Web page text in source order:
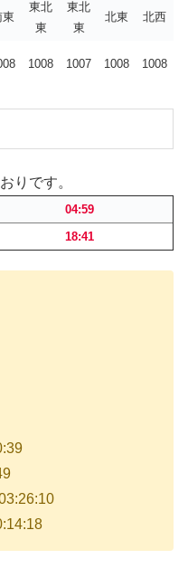
東
東北
東
東北
東
北東 北西
1008 1007 1008 1008
りです。
04:59
18:41